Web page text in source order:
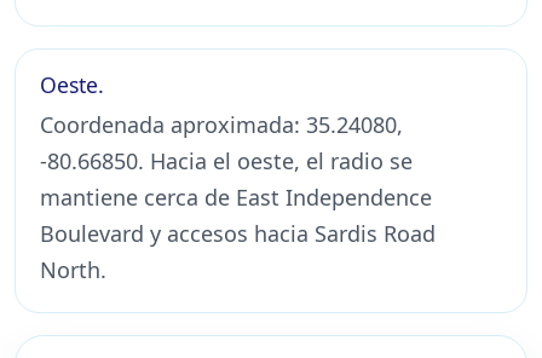
Oeste.
Coordenada aproximada: 35.24080,
-80.66850. Hacia el oeste, el radio se
mantiene cerca de East Independence
Boulevard y accesos hacia Sardis Road
North.